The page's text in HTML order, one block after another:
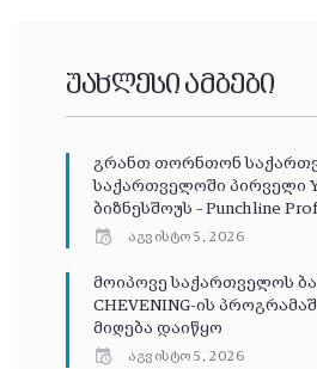
უახლესი ამბები
გრანთ თორნთონ
საქართველოში პირველი
ბიზნესშოუს – Punchline
აგვისტო 5, 2026
მოიპოვე საქართველოს
CHEVENING-ის
მიღება დაიწყო
აგვისტო 5, 2026